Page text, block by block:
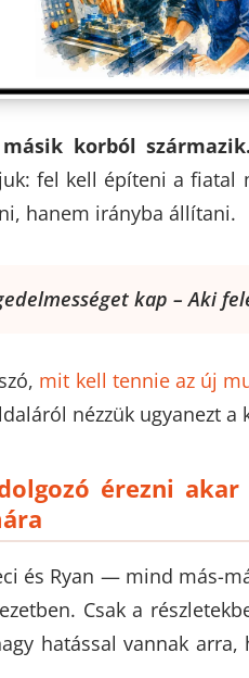
korból származik.
fel kell építeni a fiatal
hanem irányba állítani.
kap – Aki
mit kell tennie az új
nézzük ugyanezt a
érezni
és Ryan — mind más-
Csak a
hatással vannak